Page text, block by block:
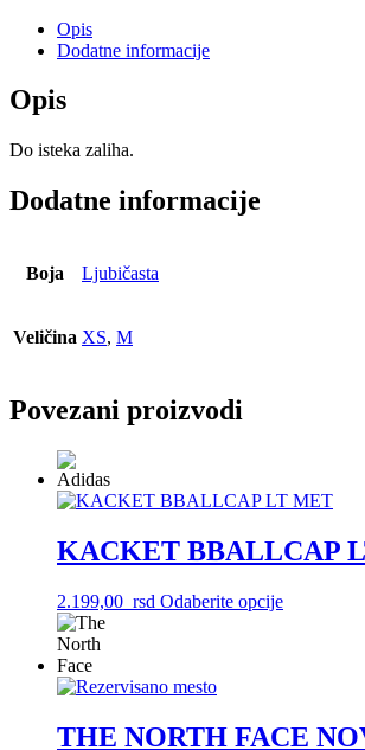
Opis
Dodatne informacije
Opis
Do isteka zaliha.
Dodatne informacije
Boja Ljubičasta
Veličina XS, M
Povezani proizvodi
KACKET BBALLCAP
2.199,00 rsd Odaberite opcijeOvaj
mogu
THE NORTH FACE